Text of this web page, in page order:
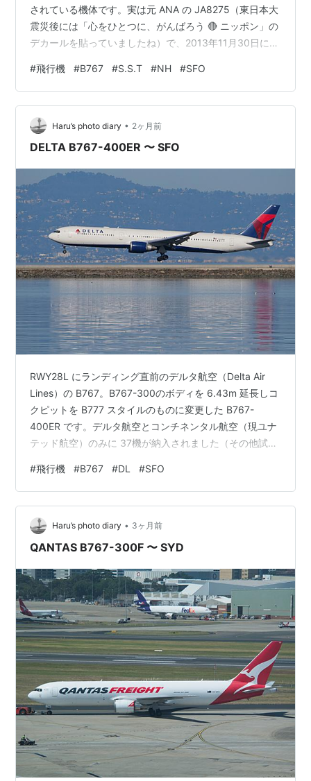
されている機体です。実は元 ANA の JA8275（東日本大
震災後には「心をひとつに、がんばろう 🔴 ニッポン」の
デカールを貼っていましたね）で、2013年11月30日に退
た。 SFO Safety Training B767-381 (JA8275) SFO ラン
キング参加中飛行機
#飛行機 #B767 #S.S.T #NH #SFO
Haru’s photo diary • 2ヶ月前
DELTA B767-400ER 〜 SFO
RWY28L にランディング直前のデルタ航空（Delta Air
Lines）の B767。B767-300のボディを 6.43m 延長しコ
クピットを B777 スタイルのものに変更した B767-
400ER です。デルタ航空とコンチネンタル航空（現ユナ
テッド航空）のみに 37機が納入されました（その他試験
Royal Flight に在籍）。 Delta Air Lines B767-432ER
N839MH SFO ランキング参加中飛行機
#飛行機 #B767 #DL #SFO
Haru’s photo diary • 3ヶ月前
QANTAS B767-300F 〜 SYD